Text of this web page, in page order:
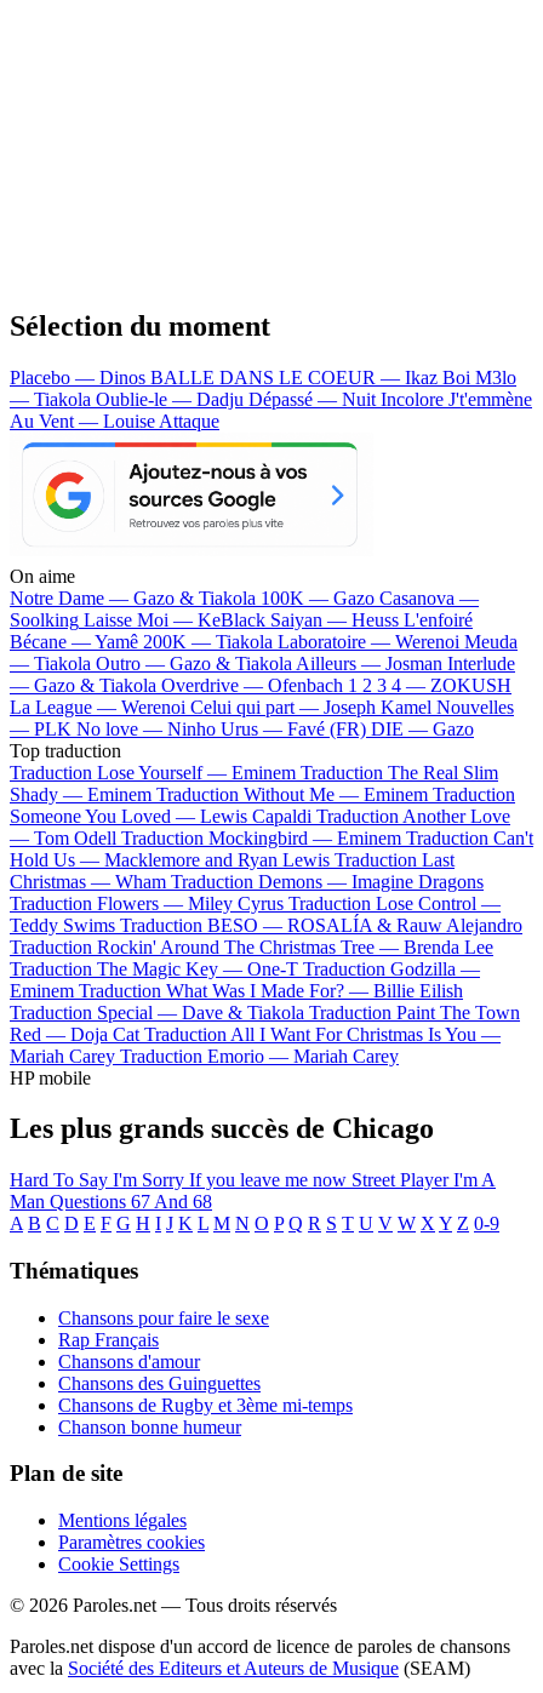
Sélection du moment
Placebo — Dinos BALLE DANS LE COEUR — Ikaz Boi M3lo
— Tiakola Oublie-le — Dadju Dépassé — Nuit Incolore J't'emmène
Au Vent — Louise Attaque
On aime
Notre Dame — Gazo & Tiakola 100K — Gazo Casanova —
Soolking Laisse Moi — KeBlack Saiyan — Heuss L'enfoiré
Bécane —Yamê 200K — Tiakola Laboratoire — Werenoi Meuda
— Tiakola Outro — Gazo & Tiakola Ailleurs — Josman Interlude
— Gazo & Tiakola Overdrive — Ofenbach 1 2 3 4 — ZOKUSH
La League — Werenoi Celui qui part — Joseph Kamel Nouvelles
— PLK No love — Ninho Urus — Favé (FR) DIE — Gazo
Top traduction
Traduction Lose Yourself — Eminem Traduction The Real Slim
Shady — Eminem Traduction Without Me — Eminem Traduction
Someone You Loved — Lewis Capaldi Traduction Another Love
— Tom Odell Traduction Mockingbird — Eminem Traduction Can't
Hold Us — Macklemore and Ryan Lewis Traduction Last
Christmas — Wham Traduction Demons — Imagine Dragons
Traduction Flowers — Miley Cyrus Traduction Lose Control —
Teddy Swims Traduction BESO — ROSALÍA & Rauw Alejandro
Traduction Rockin' Around The Christmas Tree — Brenda Lee
Traduction The Magic Key — One-T Traduction Godzilla —
Eminem Traduction What Was I Made For? — Billie Eilish
Traduction Special — Dave & Tiakola Traduction Paint The Town
Red — Doja Cat Traduction All I Want For Christmas Is You —
Mariah Carey Traduction Emorio — Mariah Carey
HP mobile
Les plus grands succès de Chicago
Hard To Say I'm Sorry If you leave me now Street PlayerI'm A
Man Questions 67 And 68
A B C D E F G H I J K L M N O P Q R S T U V W X Y Z 0-9
Thématiques
Chansons pour faire le sexe
Rap Français
Chansons d'amour
Chansons des Guinguettes
Chansons de Rugby et 3ème mi-temps
Chanson bonne humeur
Plan de site
Mentions légales
Paramètres cookies
Cookie Settings
© 2026 Paroles.net — Tous droits réservés
Paroles.net dispose d'un accord de licence de paroles de chansons
avec la Société des Editeurs et Auteurs de Musique (SEAM)